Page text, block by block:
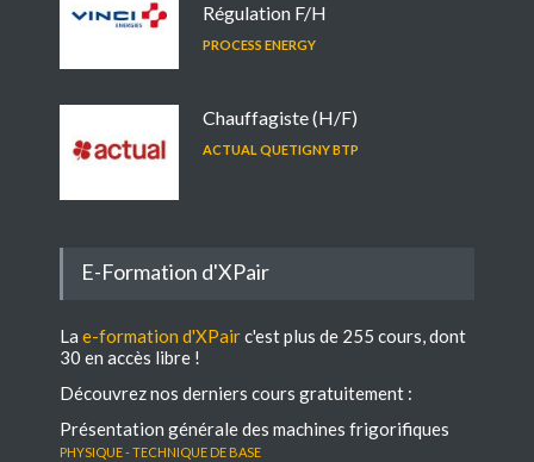
Régulation F/H
PROCESS ENERGY
Chauffagiste (H/F)
ACTUAL QUETIGNY BTP
E-Formation d'XPair
La e-formation d'XPairc'est plus de 255 cours, dont
30 en accès libre !
Découvrez nos derniers cours gratuitement :
Présentation générale des machines frigorifiques
Physique - Technique de base